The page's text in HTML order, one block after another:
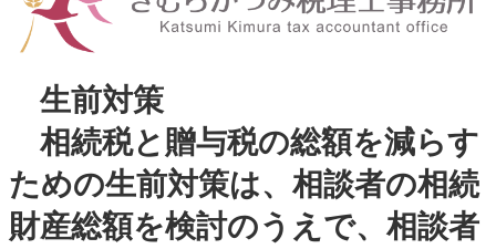
生前対策
相続税と贈与税の総額を減らす
ための生前対策は、相談者の相続
財産総額を検討のうえで、相談者